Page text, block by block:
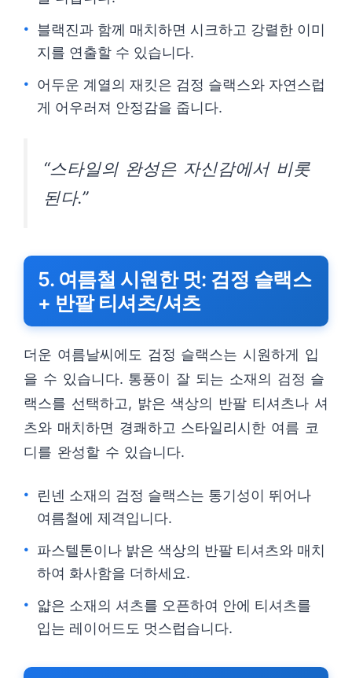
블랙진과 함께 매치하면 시크하고 강렬한 이미
지를 연출할 수 있습니다.
어두운 계열의 재킷은 검정 슬랙스와 자연스럽
게 어우러져 안정감을 줍니다.
“스타일의 완성은 자신감에서 비롯
된다.”
5. 여름철 시원한 멋: 검정 슬랙스
+ 반팔 티셔츠/셔츠
더운 여름날씨에도 검정 슬랙스는 시원하게 입
을 수 있습니다. 통풍이 잘 되는 소재의 검정 슬
랙스를 선택하고, 밝은 색상의 반팔 티셔츠나 셔
츠와 매치하면 경쾌하고 스타일리시한 여름 코
디를 완성할 수 있습니다.
린넨 소재의 검정 슬랙스는 통기성이 뛰어나
여름철에 제격입니다.
파스텔톤이나 밝은 색상의 반팔 티셔츠와 매치
하여 화사함을 더하세요.
얇은 소재의 셔츠를 오픈하여 안에 티셔츠를
입는 레이어드도 멋스럽습니다.